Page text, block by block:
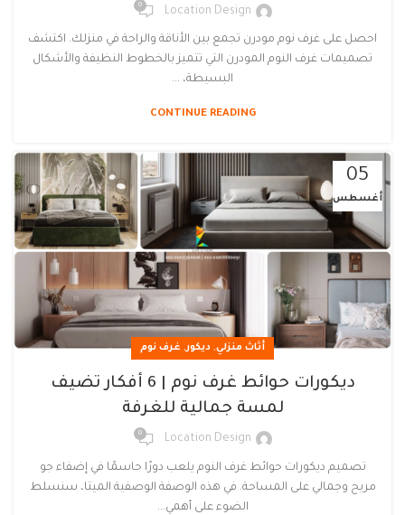
Location Design
0
احصل على غرف نوم مودرن تجمع بين الأناقة والراحة في منزلك. اكتشف
تصميمات غرف النوم المودرن التي تتميز بالخطوط النظيفة والأشكال
البسيطة، ...
CONTINUE READING
05
أغسطس
أثاث منزلي, ديكور, غرف نوم
ديكورات حوائط غرف نوم | 6 أفكار تضيف
لمسة جمالية للغرفة
Location Design
0
تصميم ديكورات حوائط غرف النوم يلعب دورًا حاسمًا في إضفاء جو
مريح وجمالي على المساحة. في هذه الوصفة الوصفية الميتا، سنسلط
الضوء على أهمي...